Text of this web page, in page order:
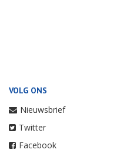
VOLG ONS
Nieuwsbrief
Twitter
Facebook